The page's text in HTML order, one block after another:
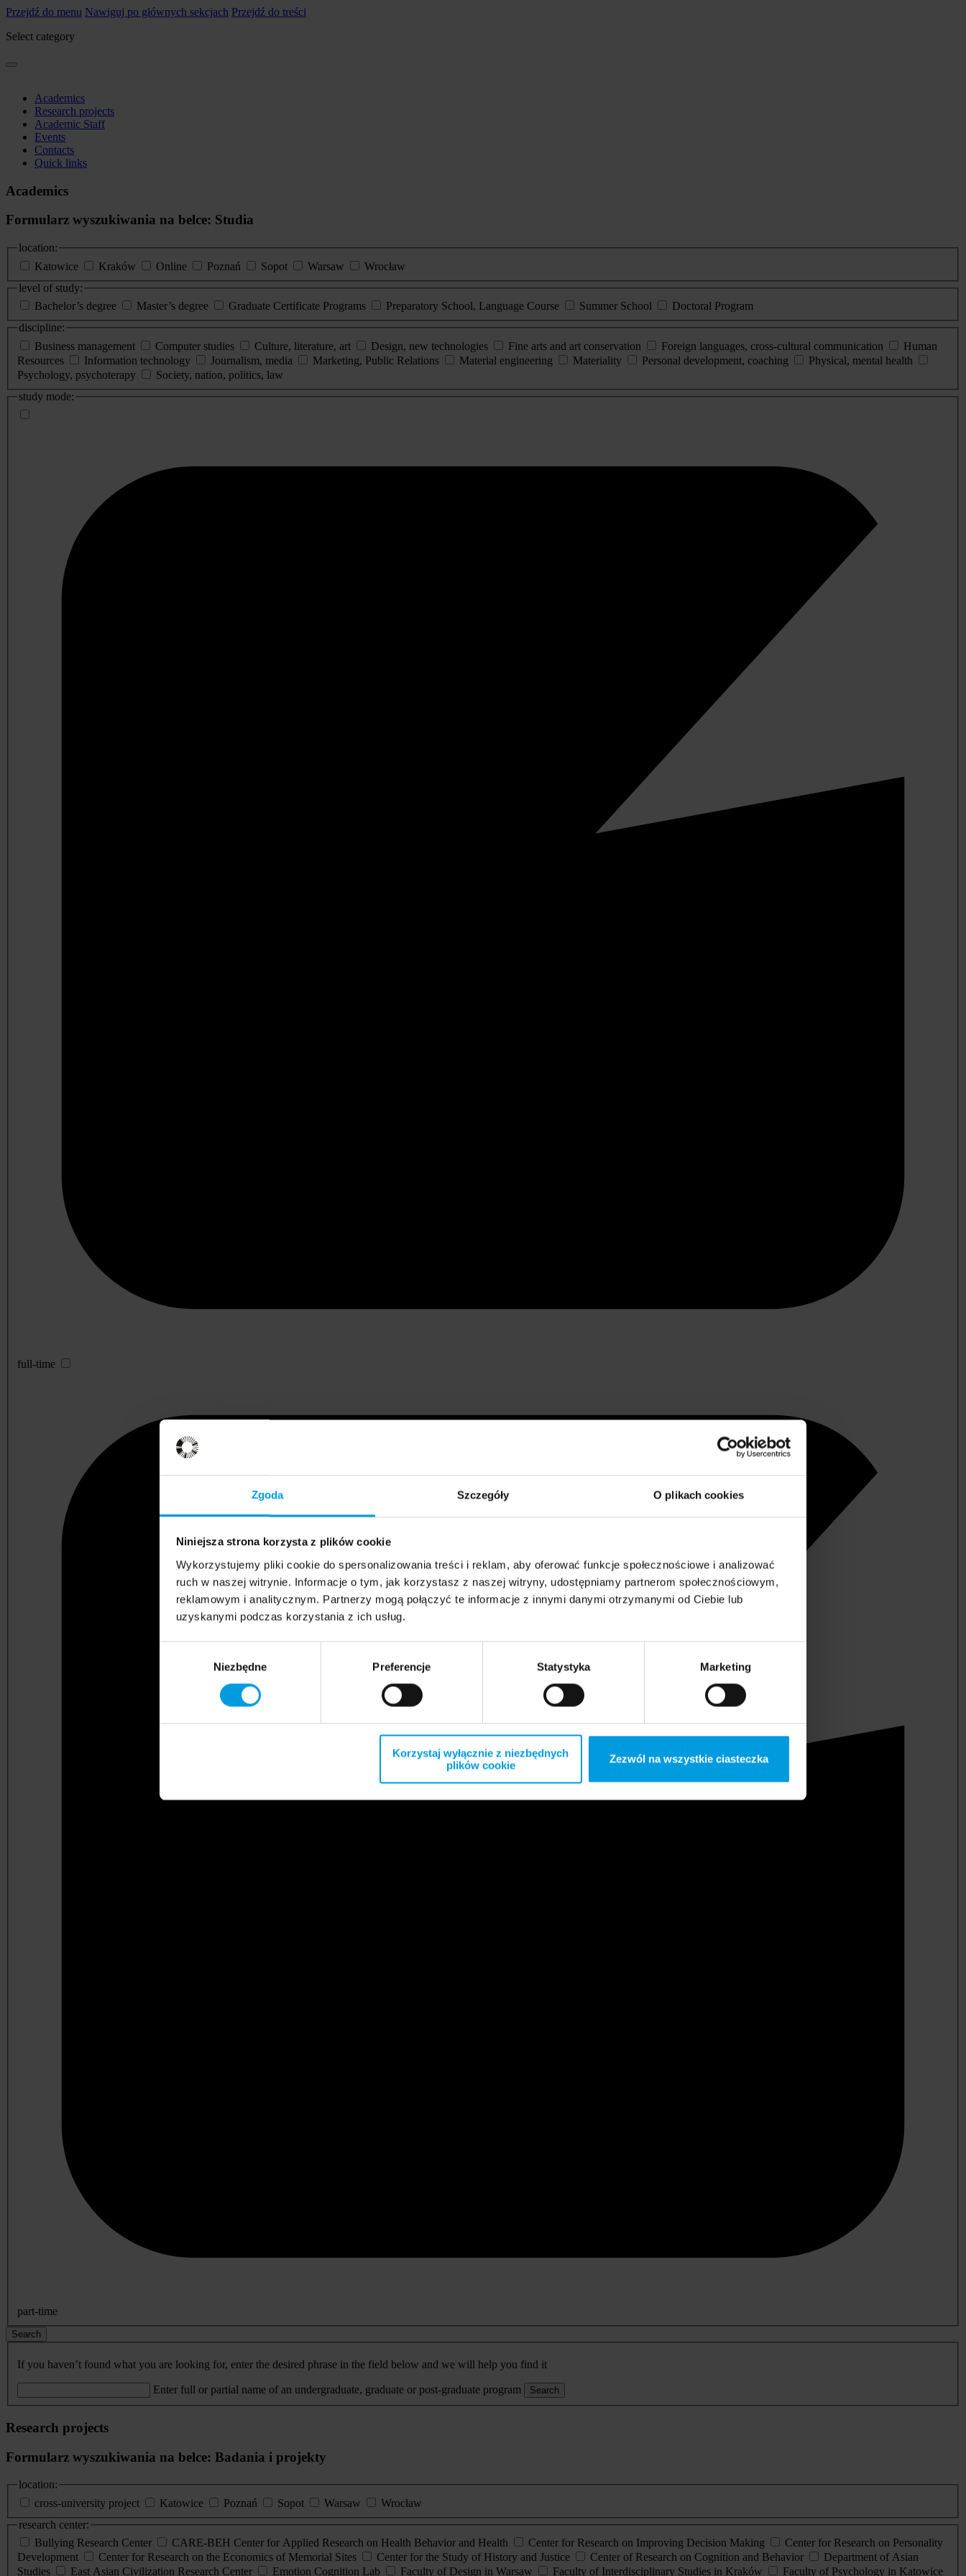
Zgoda Szczegóły O plikach cookies
Niniejsza strona korzysta z plików cookie
Wykorzystujemy pliki cookie do spersonalizowania treści i reklam, aby oferować funkcje społecznościowe i analizować
ruch w naszej witrynie. Informacje o tym, jak korzystasz z naszej witryny, udostępniamy partnerom społecznościowym,
reklamowym i analitycznym. Partnerzy mogą połączyć te informacje z innymi danymi otrzymanymi od Ciebie lub
uzyskanymi podczas korzystania z ich usług.
Niezbędne Preferencje Statystyka Marketing
Korzystaj wyłącznie z niezbędnych
plików cookie
Zezwól na wszystkie ciasteczka
Przejdź do menu Nawiguj po głównych sekcjach Przejdź do treści
Select category
Academics
Research projects
Academic Staff
Events
Contacts
Quick links
Academics
Formularz wyszukiwania na belce: Studia
location:
Katowice
Kraków Online Poznań Sopot Warsaw
Wrocław
level of study:
Bachelor’s degree
Master’s degree Graduate Certificate Programs Preparatory School, Language Course Summer School
Doctoral Program
discipline:
Business management
Computer studies Culture, literature, art Design, new technologies Fine arts and art conservation Foreign languages, cross-cultural communication
Human
Resources
Information technology Journalism, media Marketing, Public Relations Material engineering Materiality Personal development, coaching
Physical, mental health
Psychology, psychoterapy
Society, nation, politics, law
study mode:
full-time
part-time
Search
If you haven’t found what you are looking for, enter the desired phrase in the field below and we will help you find it
Enter full or partial name of an undergraduate, graduate or post-graduate program Search
Research projects
Formularz wyszukiwania na belce: Badania i projekty
location:
cross-university project
Katowice Poznań Sopot Warsaw
Wrocław
research center:
Bullying Research Center
CARE-BEH Center for Applied Research on Health Behavior and Health Center for Research on Improving Decision Making
Center for Research on Personality
Development
Center for Research on the Economics of Memorial Sites Center for the Study of History and Justice Center of Research on Cognition and Behavior
Department of Asian
Studies
East Asian Civilization Research Center Emotion Cognition Lab Faculty of Design in Warsaw Faculty of Interdisciplinary Studies in Kraków Faculty of Psychology in Katowice